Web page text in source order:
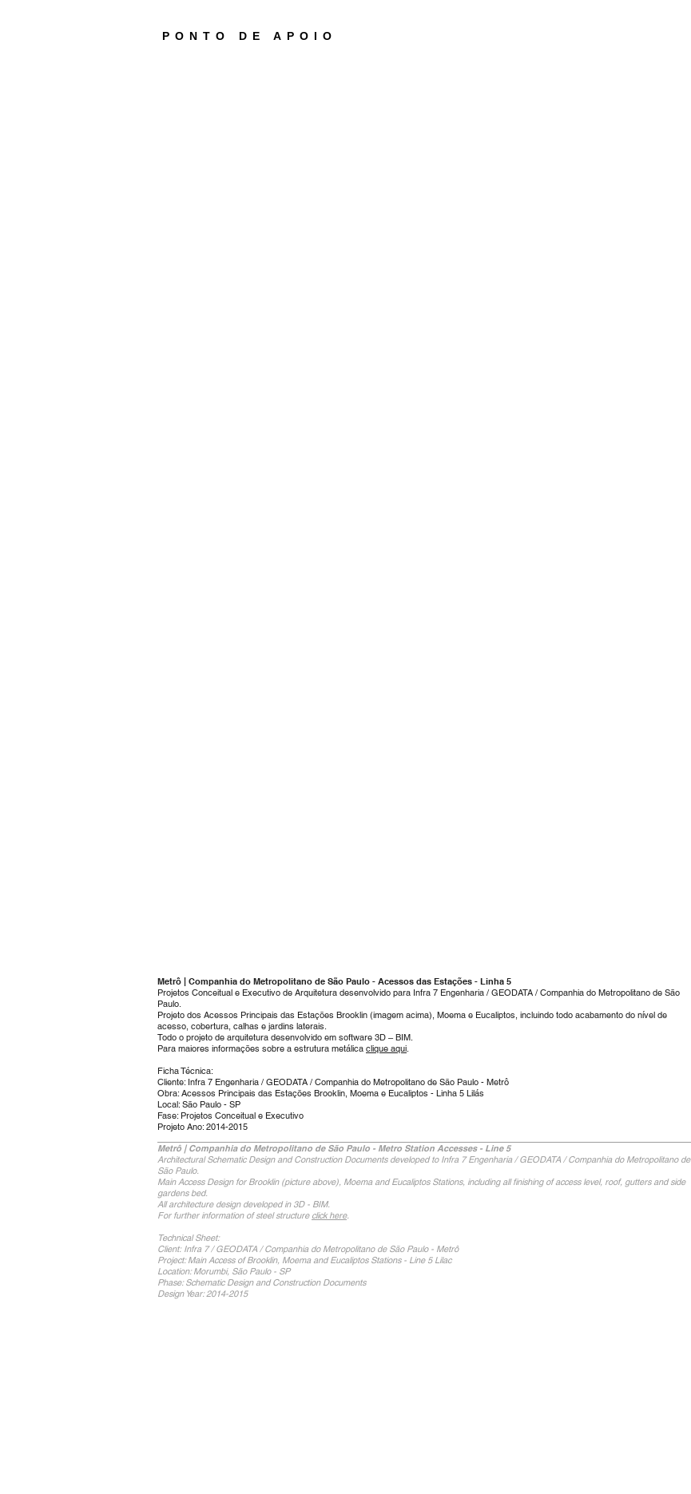
PONTO DE APOIO
Metrô | Companhia do Metropolitano de São Paulo​ - Acessos das Estações - Linha 5
Projetos Conceitual e Executivo de Arquitetura desenvolvido para Infra 7 Engenharia / GEODATA / Companhia do Metropolitano de São
Paulo.
Projeto dos Acessos Principais das Estações Brooklin (imagem acima), Moema e Eucaliptos, incluindo todo acabamento do nível de
acesso, cobertura, calhas e jardins laterais.
Todo o projeto de arquitetura desenvolvido em software 3D – BIM.
Para maiores informações sobre a estrutura metálica clique aqui.
Ficha Técnica:
Cliente: Infra 7 Engenharia / GEODATA / Companhia do Metropolitano de São Paulo - Metrô
Obra: Acessos Principais das Estações Brooklin, Moema e Eucaliptos - Linha 5 Lilás
Local: São Paulo - SP
Fase: Projetos Conceitual e Executivo
Projeto Ano: 2014-2015
Metrô | Companhia do Metropolitano de São Paulo - Metro Station Accesses - Line 5
Architectural Schematic Design and Construction Documents developed to Infra 7 Engenharia / GEODATA / Companhia do Metropolitano de
São Paulo.
Main Access Design for Brooklin (picture above), Moema and Eucaliptos Stations, including all finishing of access level, roof, gutters and side
gardens bed.
All architecture design developed in 3D - BIM.
For further information of steel structure click here.
Technical Sheet:
Client: Infra 7 / GEODATA / Companhia do Metropolitano de São Paulo - Metrô
Project: Main AccessofBrooklin, Moema andEucaliptos Stations - Line 5 Lilac
Location: Morumbi, São Paulo - SP
Phase: Schematic Design and Construction Documents
Design Year: 2014-2015